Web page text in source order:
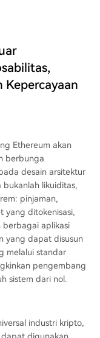
Kepercayaan
Ethereum akan
berbunga
desain arsitektur
bukanlah likuiditas,
pinjaman,
yang ditokenisasi,
berbagai aplikasi
yang dapat disusun
melalui standar
pengembang
sistem dari nol.
industri kripto,